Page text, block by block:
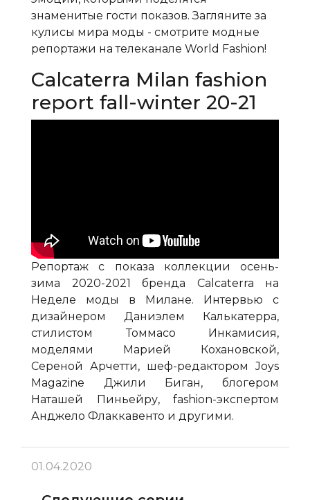
знаменитые гости показов. Загляните за
кулисы мира моды - смотрите модные
репортажи на телеканале World Fashion!
Calcaterra Milan fashion
report fall-winter 20-21
Репортаж с показа коллекции осень-
зима 2020-2021 бренда Calcaterra на
Неделе моды в Милане. Интервью с
дизайнером Даниэлем Калькатерра,
стилистом Томмасо Инкамисия,
моделями Марией Кохановской,
Сереной Арчетти, шеф-редактором Joys
Magazine Джили Биган, блогером
Наташей Пиньейру, fashion-экспертом
Анджело Флаккавенто и другими.
01.04.2020